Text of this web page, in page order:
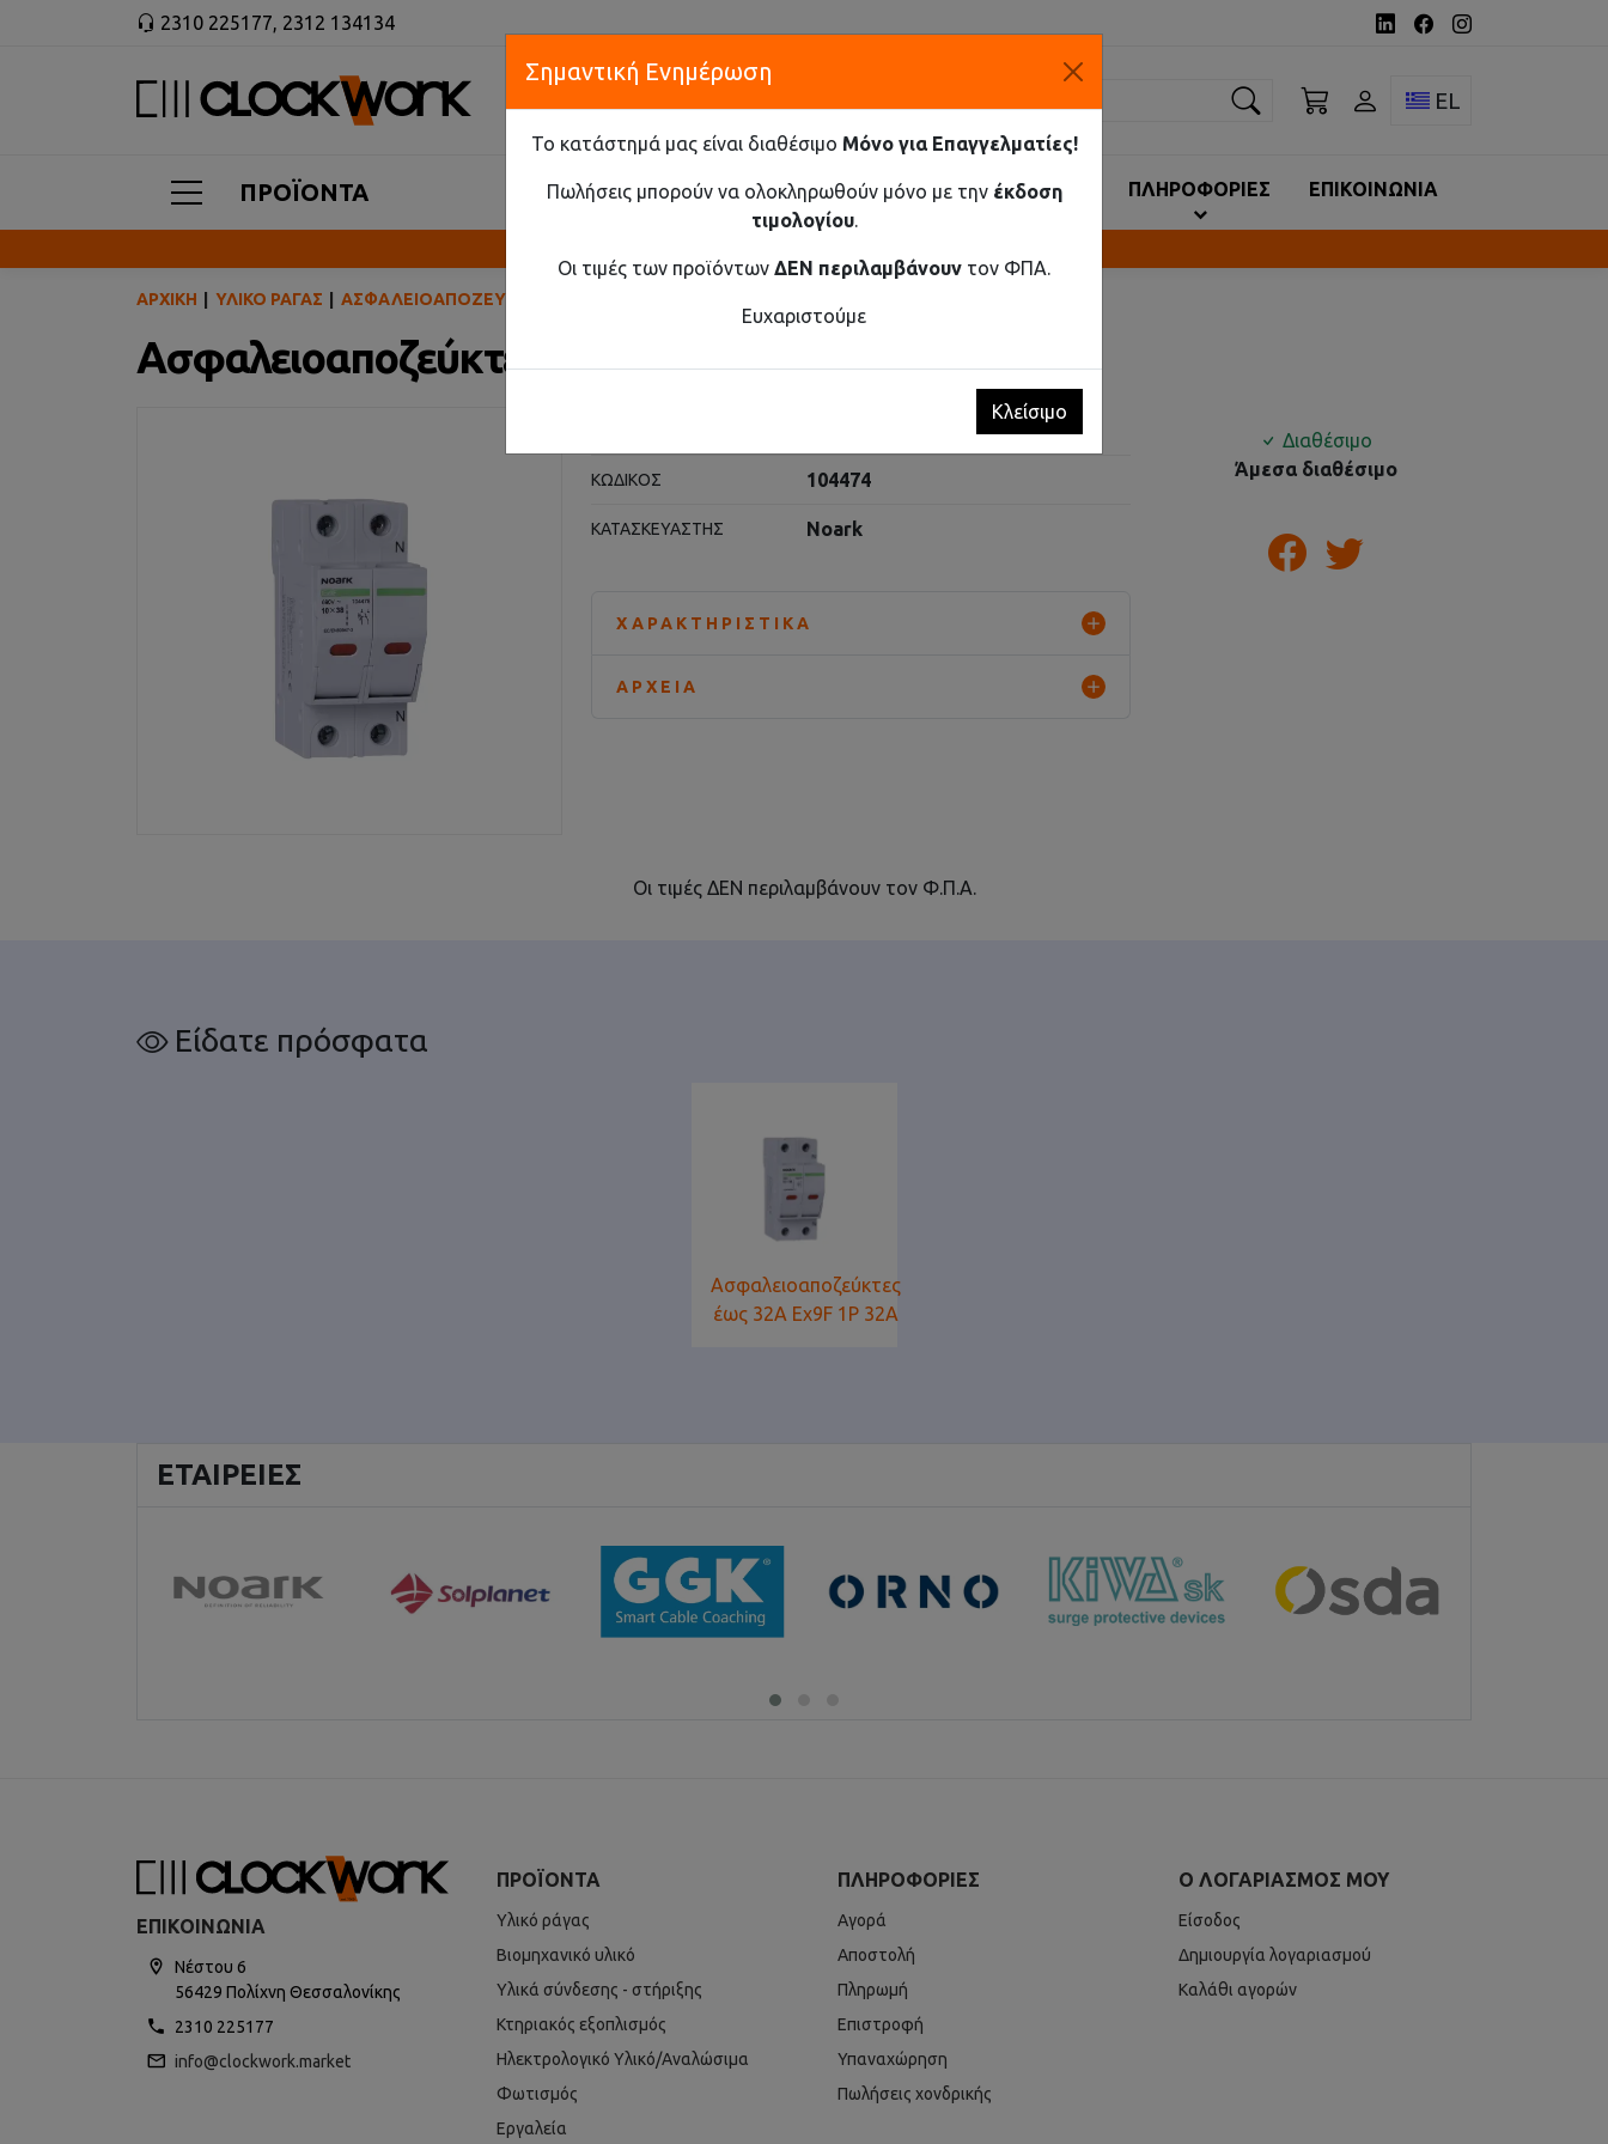
Toggle
EL
2310 225177, 2312 134134
ΠΡΟΪΟΝΤΑ ΕΤΑΙΡΕΙΑ ΠΛΗΡΟΦΟΡΙΕΣ ΕΠΙΚΟΙΝΩΝΙΑ
ΑΡΧΙΚΉ ΥΛΙΚΌ ΡΆΓΑΣ ΑΣΦΑΛΕΙΟΑΠΟΖΕΎΚΤΕΣ
Ασφαλειοαποζεύκτες έως 32Α Ex9F 1P 32A
Ασφαλειοαποζεύκτες
ΚΩΔΙΚΌΣ 104474
ΚΑΤΑΣΚΕΥΑΣΤΉΣ Noark
ΧΑΡΑΚΤΗΡΙΣΤΙΚΆ
ΑΡΧΕΊΑ
Διαθέσιμο
Άμεσα διαθέσιμο
Οι τιμές ΔΕΝ περιλαμβάνουν τον Φ.Π.Α.
Είδατε πρόσφατα
Ασφαλειοαποζεύκτες
έως 32Α Ex9F 1P 32A
ΕΤΑΙΡΕΊΕΣ
ΕΠΙΚΟΙΝΩΝΊΑ
Νέστου 6
56429 Πολίχνη Θεσσαλονίκης
2310 225177
info@clockwork.market
ΠΡΟΪΌΝΤΑ
Υλικό ράγας
Βιομηχανικό υλικό
Υλικά σύνδεσης - στήριξης
Κτηριακός εξοπλισμός
Ηλεκτρολογικό Υλικό/Αναλώσιμα
Φωτισμός
Εργαλεία
ΠΛΗΡΟΦΟΡΊΕΣ
Αγορά
Αποστολή
Πληρωμή
Επιστροφή
Υπαναχώρηση
Πωλήσεις χονδρικής
Ο ΛΟΓΑΡΙΑΣΜΌΣ ΜΟΥ
Είσοδος
Δημιουργία λογαριασμού
Καλάθι αγορών
Σημαντική Ενημέρωση
Το κατάστημά μας είναι διαθέσιμο Μόνο για Επαγγελματίες!
Πωλήσεις μπορούν να ολοκληρωθούν μόνο με την έκδοση
τιμολογίου.
Οι τιμές των προϊόντων ΔΕΝ περιλαμβάνουν τον ΦΠΑ.
Ευχαριστούμε
Κλείσιμο